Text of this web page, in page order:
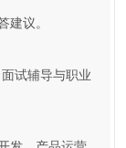
建议。
试辅导与职业